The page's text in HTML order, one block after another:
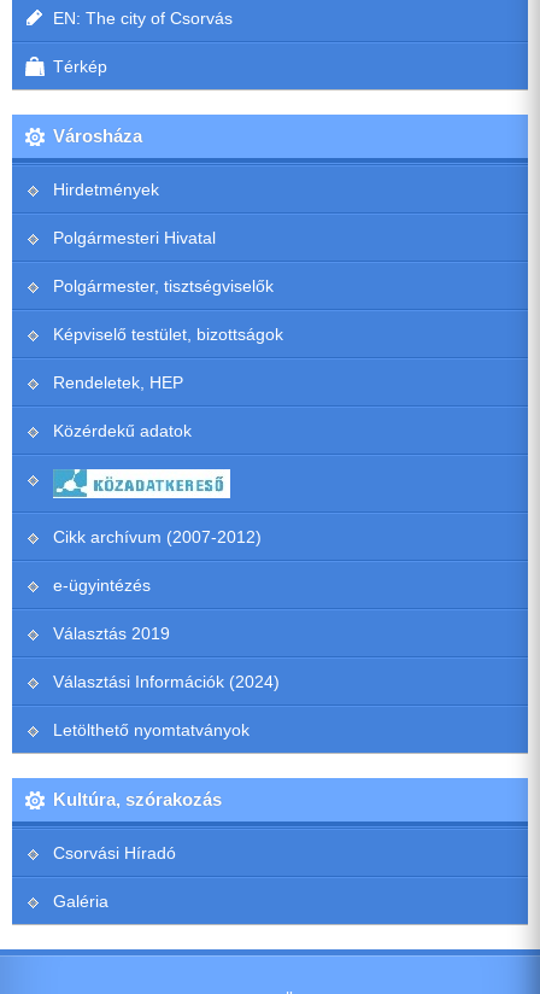
EN: The city of Csorvás
Térkép
Városháza
Hirdetmények
Polgármesteri Hivatal
Polgármester, tisztségviselők
Képviselő testület, bizottságok
Rendeletek, HEP
Közérdekű adatok
Cikk archívum (2007-2012)
e-ügyintézés
Választás 2019
Választási Információk (2024)
Letölthető nyomtatványok
Kultúra, szórakozás
Csorvási Híradó
Galéria